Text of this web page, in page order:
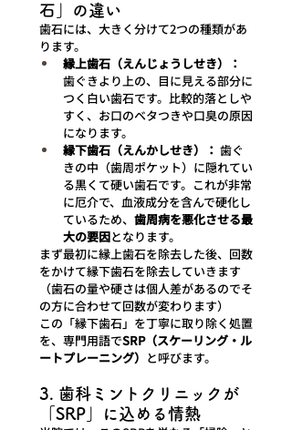
石」の違い
歯石には、大きく分けて2つの種類があ
ります。
縁上歯石（えんじょうしせき）：
歯ぐきより上の、目に見える部分に
つく白い歯石です。比較的落としや
すく、お口のベタつきや口臭の原因
になります。
縁下歯石（えんかしせき）： 歯ぐ
きの中（歯周ポケット）に隠れてい
る黒くて硬い歯石です。これが非常
に厄介で、血液成分を含んで硬化し
ているため、 歯周病を悪化させる最
大の要因となります。
まず最初に縁上歯石を除去した後、回数
をかけて縁下歯石を除去していきます
（歯石の量や硬さは個人差があるのでそ
の方に合わせて回数が変わります）
この「縁下歯石」を丁寧に取り除く処置
を、専門用語でSRP（スケーリング・ル
ートプレーニング） と呼びます。
3. 歯科ミントクリニックが
「SRP」に込める情熱